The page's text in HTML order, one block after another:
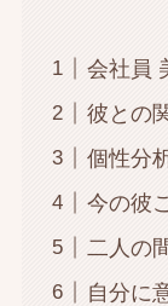
会社員
彼との
個性分
今の彼
二人の
自分に